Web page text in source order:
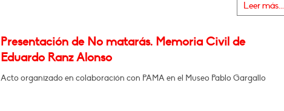
Leer más...
Presentación de No matarás. Memoria Civil de
Eduardo Ranz Alonso
Acto organizado en colaboración con PAMA en el Museo Pablo Gargallo